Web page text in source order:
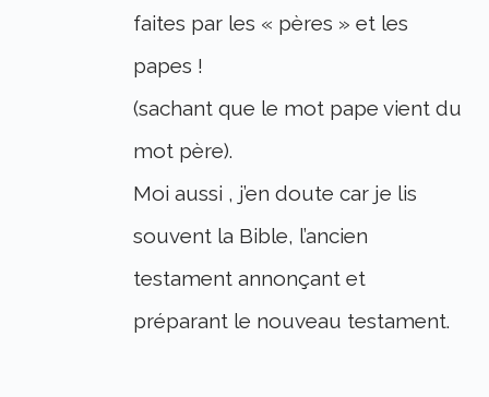
faites par les « pères » et les
papes !
(sachant que le mot pape vient du
mot père).
Moi aussi , j’en doute car je lis
souvent la Bible, l’ancien
testament annonçant et
préparant le nouveau testament.